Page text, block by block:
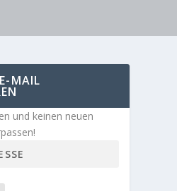
MAIL
und keinen neuen